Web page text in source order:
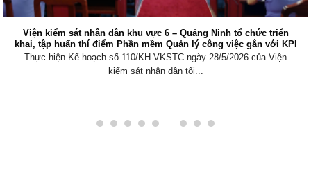
Viện kiểm sát nhân dân khu vực 6 – Quảng Ninh tổ chức triển
khai, tập huấn thí điểm Phần mềm Quản lý công việc gắn với KPI
Thực hiện Kế hoạch số 110/KH-VKSTC ngày 28/5/2026 của Viện
kiểm sát nhân dân tối...